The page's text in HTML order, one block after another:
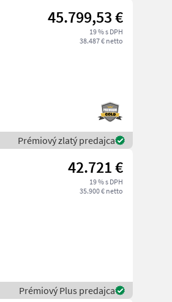
45.799,53 €
19 % s DPH
38.487 € netto
Prémiový zlatý predajca
42.721 €
19 % s DPH
35.900 € netto
Prémiový Plus predajca